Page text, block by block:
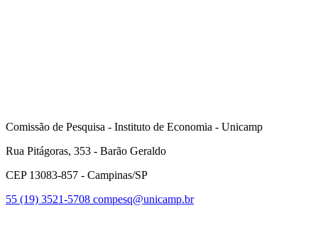
Comissão de Pesquisa - Instituto de Economia - Unicamp
Rua Pitágoras, 353 - Barão Geraldo
CEP 13083-857 - Campinas/SP
55 (19) 3521-5708 compesq@unicamp.br